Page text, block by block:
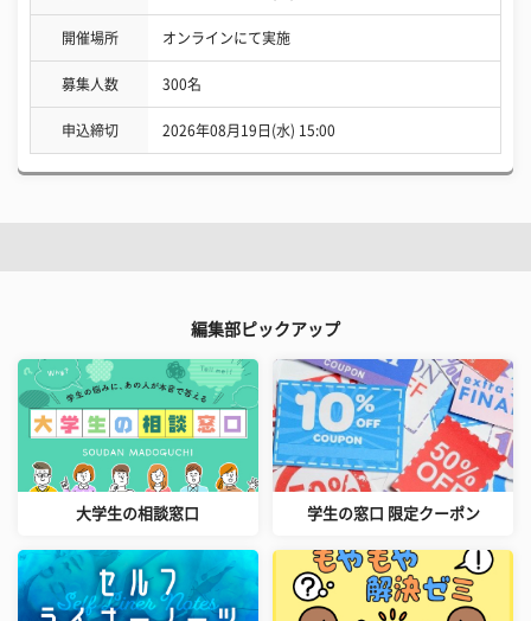
開催場所 オンラインにて実施
募集人数 300名
申込締切 2026年08月19日(水) 15:00
編集部ピックアップ
大学生の相談窓口 学生の窓口 限定クーポン